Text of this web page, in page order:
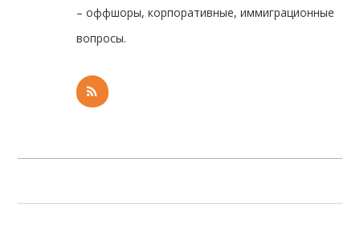
– оффшоры, корпоративные, иммиграционные
вопросы.